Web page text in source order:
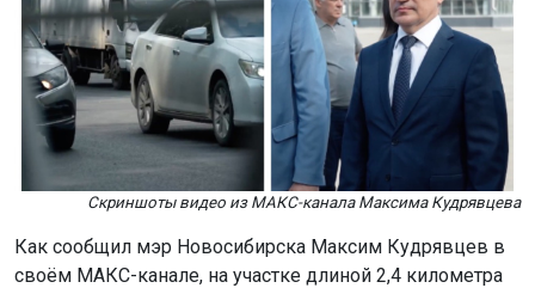
Скриншоты видео из МАКС-канала Максима Кудрявцева
Как сообщил мэр Новосибирска Максим Кудрявцев в
своём МАКС-канале, на участке длиной 2,4 километра